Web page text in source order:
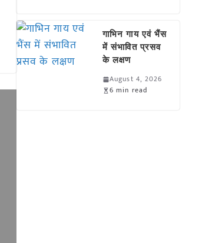
गाभिन गाय एवं भैंस
में संभावित प्रसव
के लक्षण
August 4, 2026
6 min read